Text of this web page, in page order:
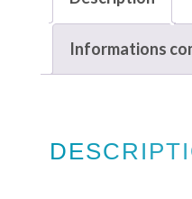
Informations